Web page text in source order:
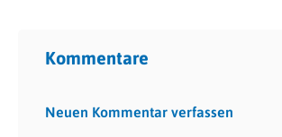
Kommentare
Neuen Kommentar verfassen